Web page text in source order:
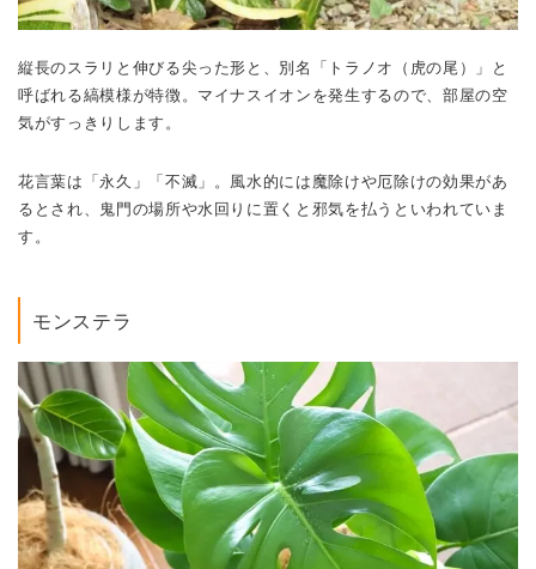
縦長のスラリと伸びる尖った形と、別名「トラノオ（虎の尾）」と
呼ばれる縞模様が特徴。マイナスイオンを発生するので、部屋の空
気がすっきりします。
花言葉は「永久」「不滅」。風水的には魔除けや厄除けの効果があ
るとされ、鬼門の場所や水回りに置くと邪気を払うといわれていま
す。
モンステラ